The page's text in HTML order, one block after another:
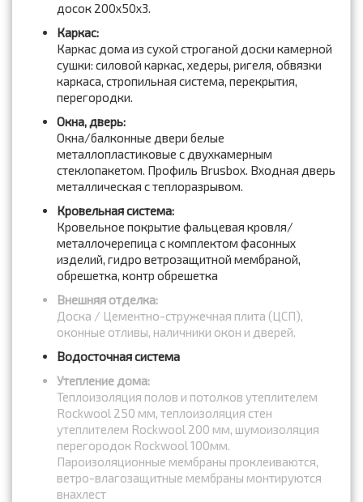
досок 200x50x3.
Каркас:
Каркас дома из сухой строганой доски камерной
сушки: силовой каркас, хедеры, ригеля, обвязки
каркаса, стропильная система, перекрытия,
перегородки.
Окна, дверь:
Окна/балконные двери белые
металлопластиковые с двухкамерным
стеклопакетом. Профиль Brusbox. Входная дверь
металлическая с теплоразрывом.
Кровельная система:
Кровельное покрытие фальцевая кровля/
металлочерепица с комплектом фасонных
изделий, гидро ветрозащитной мембраной,
обрешетка, контр обрешетка
Внешняя отделка:
Доска / Цементно-стружечная плита (ЦСП),
оконные отливы, наличники окон и дверей.
Водосточная система
Утепление дома:
Теплоизоляция полов и потолков утеплителем
Rockwool 250 мм, теплоизоляция стен
утеплителем Rockwool 200 мм, шумоизоляция
перегородок Rockwool 100мм.
Пароизоляционные мембраны проклеиваются,
ветро-влагозащитные мембраны монтируются
внахлест